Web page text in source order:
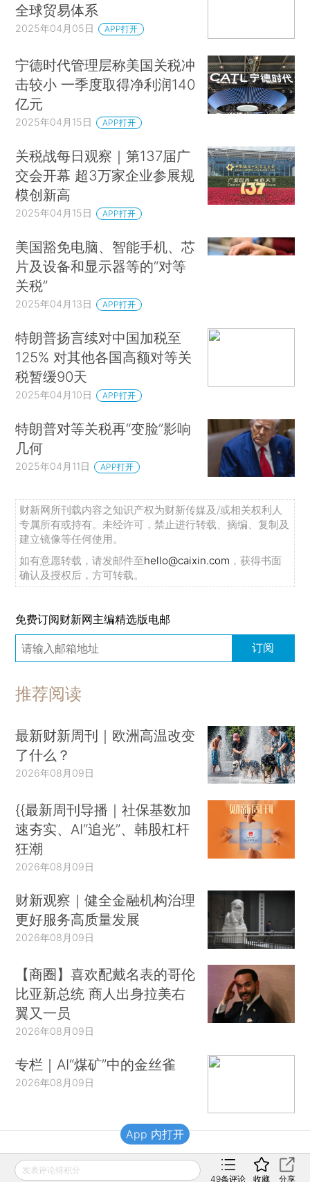
全球贸易体系
2025年04月05日 APP打开
宁德时代管理层称美国关税冲
击较小 一季度取得净利润140
亿元
2025年04月15日 APP打开
关税战每日观察｜第137届广
交会开幕 超3万家企业参展规
模创新高
2025年04月15日 APP打开
美国豁免电脑、智能手机、芯
片及设备和显示器等的“对等
关税”
2025年04月13日 APP打开
特朗普扬言续对中国加税至
125% 对其他各国高额对等关
税暂缓90天
2025年04月10日 APP打开
特朗普对等关税再“变脸”影响
几何
2025年04月11日 APP打开
财新网所刊载内容之知识产权为财新传媒及/或相关权利人
专属所有或持有。未经许可，禁止进行转载、摘编、复制及
建立镜像等任何使用。
如有意愿转载，请发邮件至hello@caixin.com ，获得书面
确认及授权后，方可转载。
免费订阅财新网主编精选版电邮
订阅
推荐阅读
最新财新周刊｜欧洲高温改变
了什么？
2026年08月09日
{{最新周刊导播｜社保基数加
速夯实、AI“追光”、韩股杠杆
狂潮
2026年08月09日
财新观察｜健全金融机构治理
更好服务高质量发展
2026年08月09日
【商圈】喜欢配戴名表的哥伦
比亚新总统 商人出身拉美右
翼又一员
2026年08月09日
专栏｜AI“煤矿”中的金丝雀
2026年08月09日
财新移动
发表评论得积分
49条评论 收藏 分享
App 内打开